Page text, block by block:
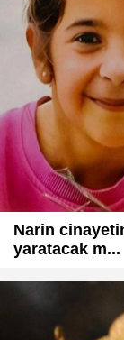
Narin
yaratacak m...